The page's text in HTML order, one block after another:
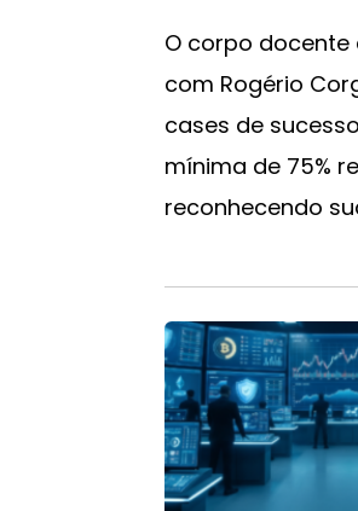
O corpo
com Rogério
cases de
mínima de 75%
reconhecendo